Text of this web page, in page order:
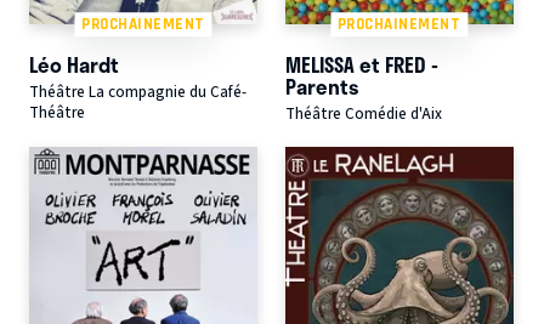
PROCHAINEMENT
Léo Hardt
Théâtre La compagnie du Café-
Théâtre
PROCHAINEMENT
MELISSA et FRED -
Parents
Théâtre Comédie d'Aix